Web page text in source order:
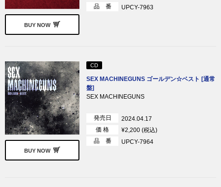
BUY NOW
品 番
UPCY-7963
BUY NOW
CD
SEX MACHINEGUNS ゴールデン☆ベスト [通常
盤]
SEX MACHINEGUNS
発売日
2024.04.17
価 格
¥2,200 (税込)
品 番
UPCY-7964